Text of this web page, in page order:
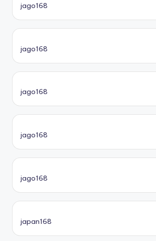
jago168
jago168
jago168
jago168
jago168
japan168